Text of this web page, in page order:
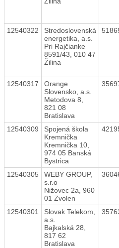
12540322
Stredoslovenská
energetika, a.s.
Pri Rajčianke
8591/43, 010 47
Žilina
12540317
Orange
Slovensko, a.s.
Metodova 8,
821 08
Bratislava
12540309
Spojená škola
Kremnička
Kremnička 10,
974 05 Banská
Bystrica
12540305
WEBY GROUP,
s.r.o
Nižovec 2a, 960
01 Zvolen
12540301
Slovak Telekom,
a.s.
Bajkalská 28,
817 62
Bratislava